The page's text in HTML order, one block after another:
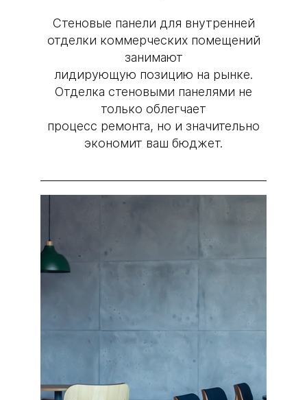
Стеновые панели для внутренней
отделки коммерческих помещений
занимают
лидирующую позицию на рынке.
Отделка стеновыми панелями не
только облегчает
процесс ремонта, но и значительно
экономит ваш бюджет.